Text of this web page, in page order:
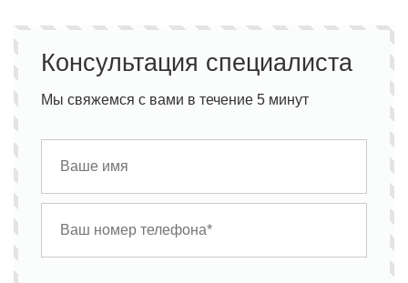
Консультация специалиста
Мы свяжемся с вами в течение 5 минут